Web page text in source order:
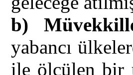
b)
yabancı
ile ölçülen bir